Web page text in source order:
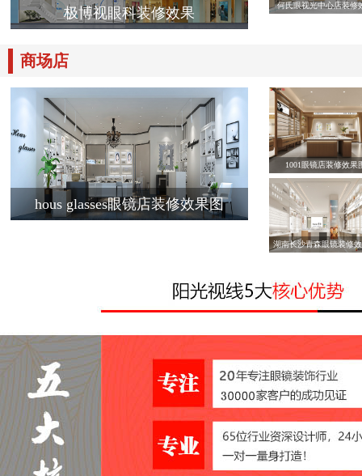
极博视眼科装修效果 何氏眼视光中心店装修
商场店
hous glasses眼镜店装修效果图
1001眼镜店装修效果
湖南长沙青森眼镜装修